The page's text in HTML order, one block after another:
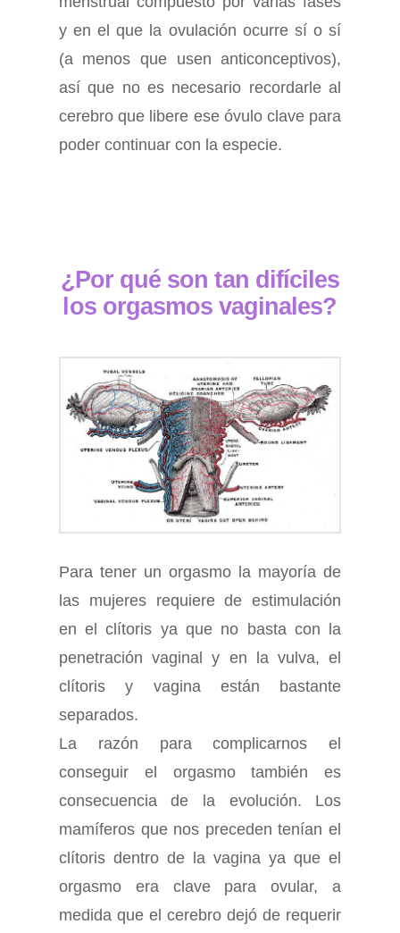
y en el que la ovulación ocurre sí o sí
(a menos que usen anticonceptivos),
así que no es necesario recordarle al
cerebro que libere ese óvulo clave para
poder continuar con la especie.
¿Por qué son tan difíciles
los orgasmos vaginales?
Para tener un orgasmo la mayoría de
las mujeres requiere de estimulación
en el clítoris ya que no basta con la
penetración vaginal y en la vulva, el
clítoris y vagina están bastante
separados.
La razón para complicarnos el
conseguir el orgasmo también es
consecuencia de la evolución. Los
mamíferos que nos preceden tenían el
clítoris dentro de la vagina ya que el
orgasmo era clave para ovular, a
medida que el cerebro dejó de requerir